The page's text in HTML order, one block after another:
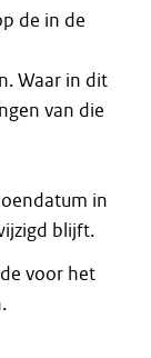
de in de
Waar in dit
van die
in
blijft.
voor het